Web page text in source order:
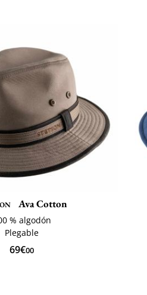
Ava Cotton
% algodón
Plegable
69€00